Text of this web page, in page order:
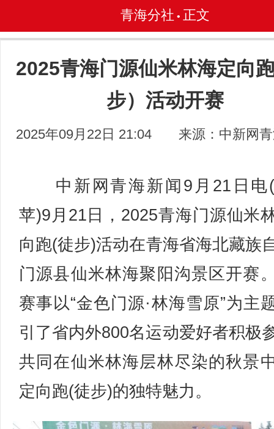
青海分社 • 正文
2025青海门源仙米林海定向
步）活动开赛
2025年09月22日 21:04 来源：中新网
中新网青海新闻9月21日电
苹)9月21日，2025青海门源仙米
向跑(徒步)活动在青海省海北藏族
门源县仙米林海聚阳沟景区开赛
赛事以“金色门源·林海雪原”为主
引了省内外800名运动爱好者积极
共同在仙米林海层林尽染的秋景
定向跑(徒步)的独特魅力。